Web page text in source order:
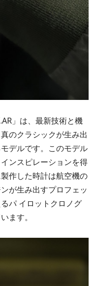
」は、最新技術と機
のクラシックが生み出
デルです。このモデル
ンスピレーションを得
作した時計は航空機の
が生み出すプロフェッ
パ イロットクロノグ
ます。